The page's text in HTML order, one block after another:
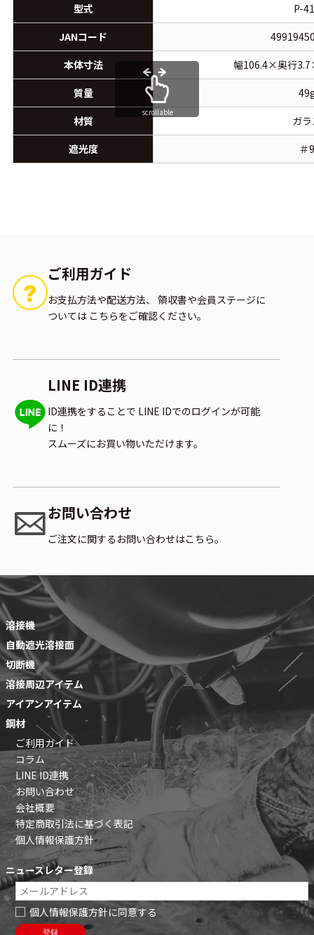
型式
P-
JANコード
本体寸法
幅106.4×奥行
質量
材質
ガ
遮光度
＃9
scrollable
ご利用ガイド
お支払方法や配送方法、 領収書や会員ステージに
ついては こちらをご確認ください。
LINE ID連携
ID連携をすることで LINE IDでのログインが可能
に！
スムーズにお買い物いただけます。
お問い合わせ
ご注文に関するお問い合わせはこちら。
溶接機
自動遮光溶接面
切断機
溶接周辺アイテム
アイアンアイテム
鋼材
ご利用ガイド
コラム
LINE ID連携
お問い合わせ
会社概要
特定商取引法に基づく表記
個人情報保護方針
ニュースレター登録
個人情報保護方針に同意する